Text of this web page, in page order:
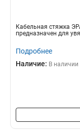
Кабельная стяжка
предназначен для
Подробнее
Наличие: В наличии